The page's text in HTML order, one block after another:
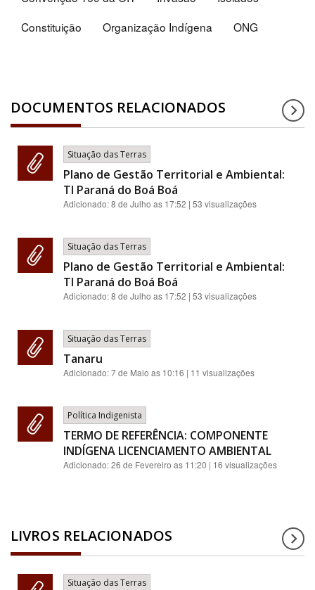
Constituição
Organização Indígena ONG
DOCUMENTOS RELACIONADOS
Situação das Terras
Plano de Gestão Territorial e Ambiental:
TI Paraná do Boá Boá
Adicionado:8 de Julho as 17:52 | 53 visualizações
Situação das Terras
Plano de Gestão Territorial e Ambiental:
TI Paraná do Boá Boá
Adicionado:8 de Julho as 17:52 | 53 visualizações
Situação das Terras
Tanaru
Adicionado:7 de Maio as 10:16 | 11 visualizações
Política Indigenista
TERMO DE REFERÊNCIA: COMPONENTE
INDÍGENA LICENCIAMENTO AMBIENTAL
Adicionado:26 de Fevereiro as 11:20 | 16 visualizações
LIVROS RELACIONADOS
Situação das Terras